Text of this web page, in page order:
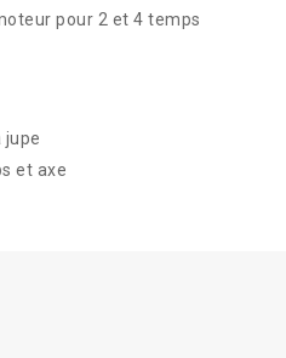
pour 2 et 4 temps
et axe